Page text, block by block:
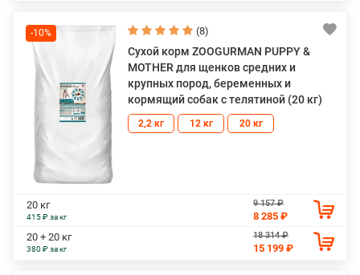
-10% (8)
Сухой корм ZOOGURMAN PUPPY &
MOTHER для щенков средних и
крупных пород, беременных и
кормящий собак с телятиной (20 кг)
2,2 кг 12 кг 20 кг
20 кг
415 ₽ за кг
9 157 ₽
8 285 ₽
20 + 20 кг
380 ₽ за кг
18 314 ₽
15 199 ₽